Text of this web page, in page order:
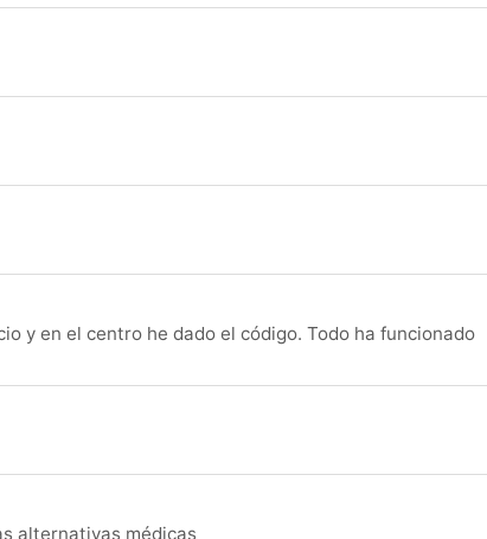
y en el centro he dado el código. Todo ha funcionado
alternativas médicas